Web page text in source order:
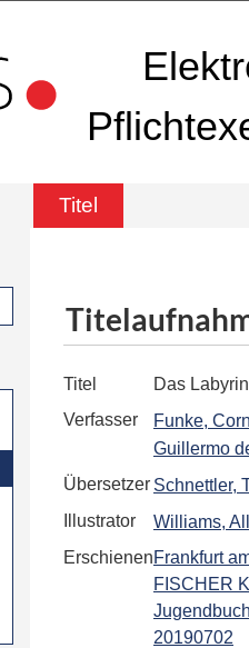
Titel
Titel
Das
Verfasser
Funke,
Guillermo
Übersetzer Schnettler,
Illustrator
Williams,
ErschienenFrankfurt
FISCHER
20190702